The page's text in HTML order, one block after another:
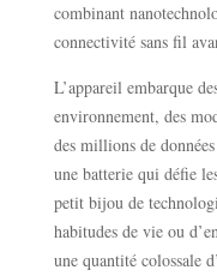
combinant
connectivité sans fil
L’appareil embarque
environnement, des
des millions de
une batterie qui défie
petit bijou de
habitudes de vie ou
une quantité colossale